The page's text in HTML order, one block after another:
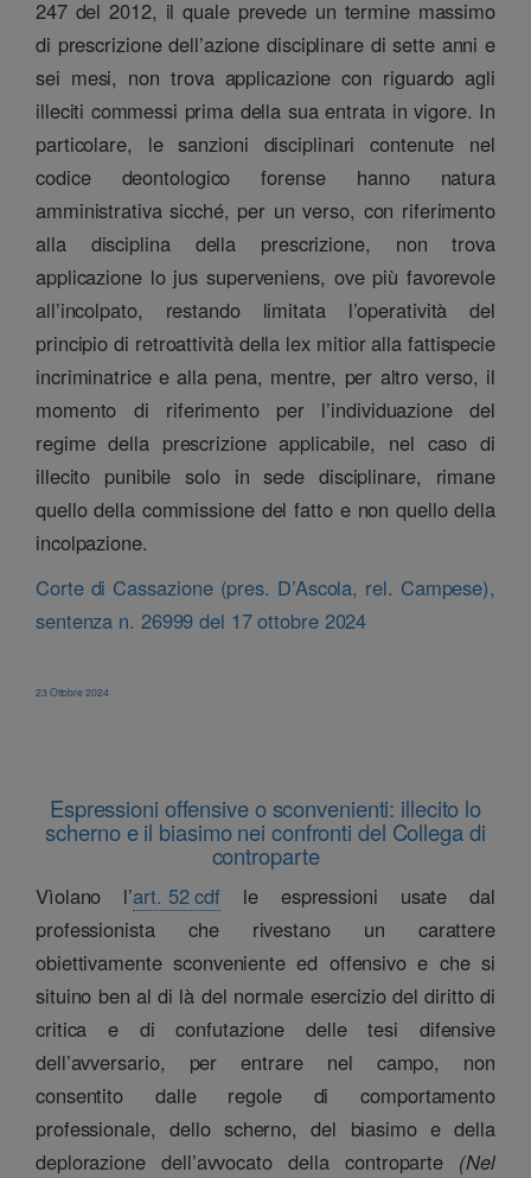
247 del 2012, il quale prevede un termine massimo
di prescrizione dell’azione disciplinare di sette anni e
sei mesi, non trova applicazione con riguardo agli
illeciti commessi prima della sua entrata in vigore. In
particolare, le sanzioni disciplinari contenute nel
codice deontologico forense hanno natura
amministrativa sicché, per un verso, con riferimento
alla disciplina della prescrizione, non trova
applicazione lo jus superveniens, ove più favorevole
all’incolpato, restando limitata l’operatività del
principio di retroattività della lex mitior alla fattispecie
incriminatrice e alla pena, mentre, per altro verso, il
momento di riferimento per l’individuazione del
regime della prescrizione applicabile, nel caso di
illecito punibile solo in sede disciplinare, rimane
quello della commissione del fatto e non quello della
incolpazione.
Corte di Cassazione (pres. D’Ascola, rel. Campese),
sentenza n. 26999 del 17 ottobre 2024
23 Ottobre 2024
Espressioni offensive o sconvenienti: illecito lo
scherno e il biasimo nei confronti del Collega di
controparte
Vìolano l’art. 52 cdf le espressioni usate dal
professionista che rivestano un carattere
obiettivamente sconveniente ed offensivo e che si
situino ben al di là del normale esercizio del diritto di
critica e di confutazione delle tesi difensive
dell’avversario, per entrare nel campo, non
consentito dalle regole di comportamento
professionale, dello scherno, del biasimo e della
deplorazione dell’avvocato della controparte (Nel